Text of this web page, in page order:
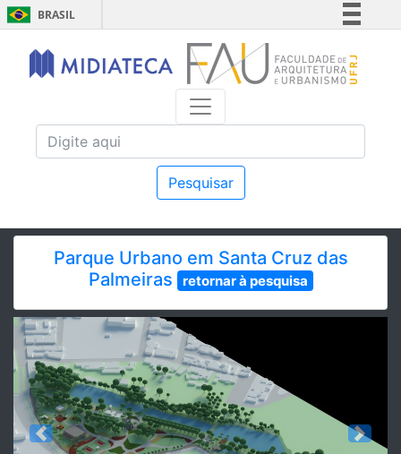
BRASIL
Simplifique!
Comunica BR
Acesso à informação
Pesquisar
Parque Urbano em Santa Cruz das
Palmeiras
retornar à pesquisa
Previous Next